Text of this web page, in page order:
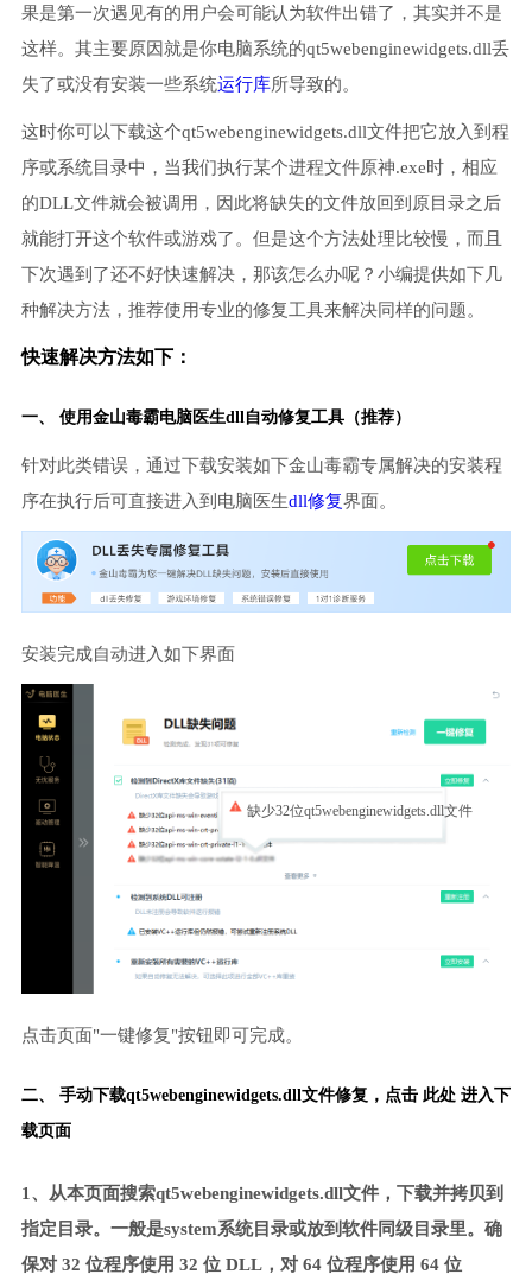
果是第一次遇见有的用户会可能认为软件出错了，其实并不是
这样。其主要原因就是你电脑系统的qt5webenginewidgets.dll丢
失了或没有安装一些系统运行库所导致的。
这时你可以下载这个qt5webenginewidgets.dll文件把它放入到程
序或系统目录中，当我们执行某个进程文件原神.exe时，相应
的DLL文件就会被调用，因此将缺失的文件放回到原目录之后
就能打开这个软件或游戏了。但是这个方法处理比较慢，而且
下次遇到了还不好快速解决，那该怎么办呢？小编提供如下几
种解决方法，推荐使用专业的修复工具来解决同样的问题。
快速解决方法如下：
一、 使用金山毒霸电脑医生dll自动修复工具（推荐）
针对此类错误，通过下载安装如下金山毒霸专属解决的安装程
序在执行后可直接进入到电脑医生dll修复界面。
安装完成自动进入如下界面
缺少32位qt5webenginewidgets.dll文件
点击页面"一键修复"按钮即可完成。
二、 手动下载qt5webenginewidgets.dll文件修复， 点击 此处 进入下
载页面
1、从本页面搜索qt5webenginewidgets.dll文件，下载并拷贝到
指定目录。一般是system系统目录或放到软件同级目录里。确
保对 32 位程序使用 32 位 DLL，对 64 位程序使用 64 位